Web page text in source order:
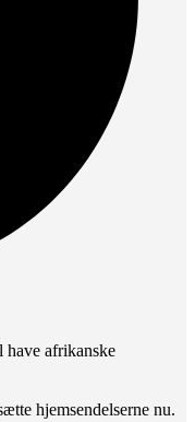
have afrikanske
hjemsendelserne nu.